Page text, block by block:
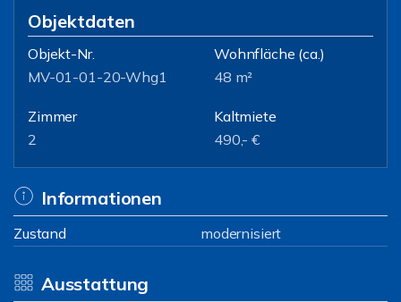
Objektdaten
Objekt-Nr.
MV-01-01-20-Whg1
Wohnfläche (ca.)
48 m²
Zimmer
2
Kaltmiete
490,- €
Informationen
Zustand modernisiert
Ausstattung